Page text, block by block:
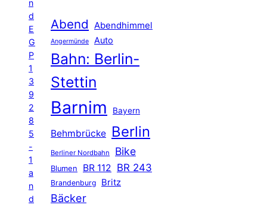
n
d
E
G
P
1
3
9
2
8
5
-
1
a
n
d
Abend Abendhimmel
Angermünde Auto
Bahn: Berlin-
Stettin
Barnim Bayern
Behmbrücke Berlin
Berliner Nordbahn Bike
Blumen BR 112 BR 243
Brandenburg Britz
Bäcker